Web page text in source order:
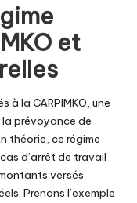
et
la CARPIMKO, une
prévoyance de
théorie, ce régime
d’arrêt de travail
versés
Prenons l’exemple